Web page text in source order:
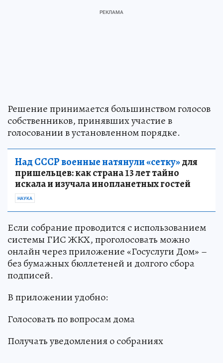
Решение принимается большинством голосов
собственников, принявших участие в
голосовании в установленном порядке.
Над СССР военные натянули «сетку»для
пришельцев: как страна 13 лет тайно
искала и изучала инопланетных гостей
НАУКА
Если собрание проводится с использованием
системы ГИС ЖКХ, проголосовать можно
онлайн через приложение «Госуслуги Дом» –
без бумажных бюллетеней и долгого сбора
подписей.
В приложении удобно:
Голосовать по вопросам дома
Получать уведомления о собраниях